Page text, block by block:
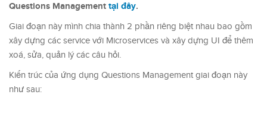
Questions Management tại đây.
Giai đoạn này mình chia thành 2 phần riêng biệt nhau bao gồm
xây dựng các service với Microservices và xây dựng UI để thêm
xoá, sửa, quản lý các câu hỏi.
Kiến trúc của ứng dụng Questions Management giai đoạn này
như sau: